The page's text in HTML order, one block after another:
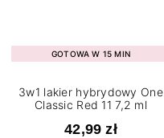
GOTOWA W 15 MIN
3w1 lakier hybrydowy One
Classic Red 11 7,2 ml
42,99 zł